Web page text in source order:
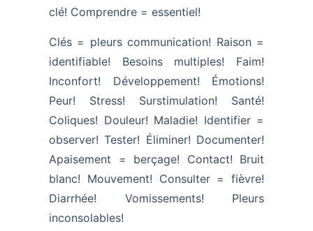
clé! Comprendre = essentiel!
Clés = pleurs communication! Raison =
identifiable! Besoins multiples! Faim!
Inconfort! Développement! Émotions!
Peur! Stress! Surstimulation! Santé!
Coliques! Douleur! Maladie! Identifier =
observer! Tester! Éliminer! Documenter!
Apaisement = berçage! Contact! Bruit
blanc! Mouvement! Consulter = fièvre!
Diarrhée! Vomissements! Pleurs
inconsolables!